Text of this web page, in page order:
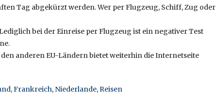
Tag abgekürzt werden. Wer per Flugzeug, Schiff, Zug oder
bei der Einreise per Flugzeug ist ein negativer Test
anderen EU-Ländern bietet weiterhin die Internetseite
,Frankreich, Niederlande,Reisen